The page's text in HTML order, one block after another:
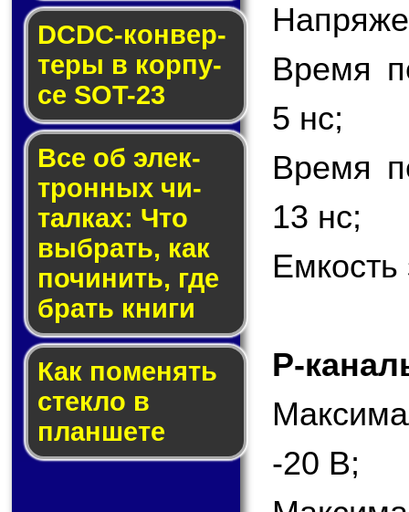
DCDC-кон­вер­
те­ры в кор­пу­
се SOT-23
Все об элек­
трон­ных чи­
тал­ках: Что
выб­рать, как
по­чи­нить, где
брать кни­ги
Как по­ме­нять
стек­ло в
планшете
Время
5 нс;
Время
13 нс;
Емкость
P-
-20 В;